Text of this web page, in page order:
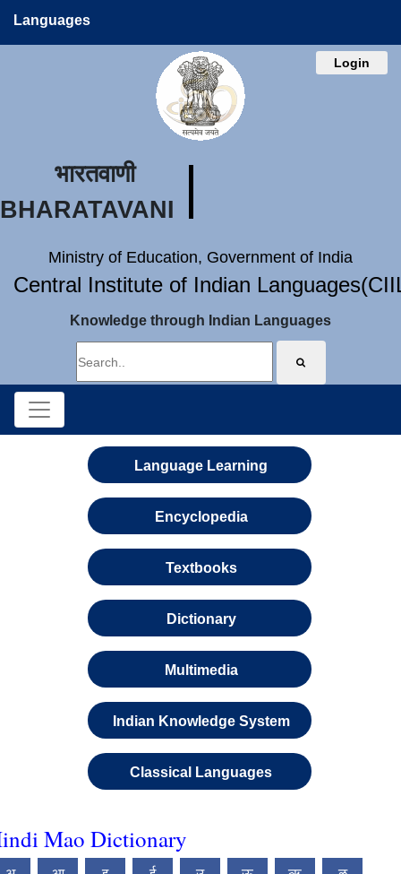
Languages
Login
भारतवाणी
BHARATAVANI
Ministry of Education, Government of India
Central Institute of Indian
Knowledge through Indian Languages
Language Learning
Encyclopedia
Textbooks
Dictionary
Multimedia
Indian Knowledge System
Classical Languages
Mao Dictionary